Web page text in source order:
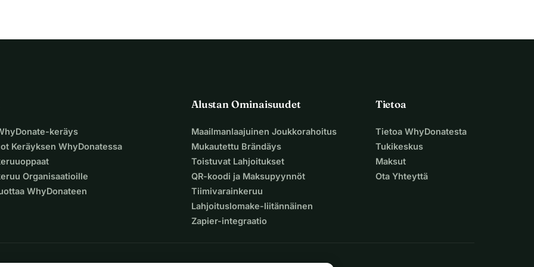
saavut, on aina jotain tekemistä: istutusta,
vierailija voi nauttia puutarhan parantavista vaikutuksista.
vanhaa pubia puutarhalla Tállyassa. He luovat
kasvattaa valtava valikoima kasveja ja yrttejä, mukaan
sillä maa on kuulunut Paavalin munkkien järjestölle satojen
vegaanisena asuntoravintolana, jossa olisi tarjolla
ja hänen miehensä ovat juuri aloittaneet 6 viikkoa sitten,
istuttaneet yli 40 erilaista kasvia. He onnistuvat myös
keräys
Keräyksen WhyDonatessa
Organisaatioille
WhyDonateen
Alustan Ominaisuudet
Maailmanlaajuinen Joukkorahoitus
Mukautettu Brändäys
Toistuvat Lahjoitukset
QR-koodi ja Maksupyynnöt
Tiimivarainkeruu
Lahjoituslomake-liitännäinen
Zapier-integraatio
Tietoa
Tietoa WhyDonatesta
Tukikeskus
Maksut
Ota Yhteyttä